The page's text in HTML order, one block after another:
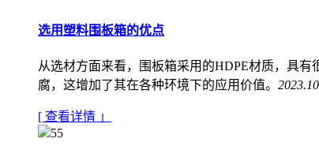
选用塑料围板箱的优点
从选材方面来看，围板箱采用的HDPE材质，具
腐，这增加了其在各种环境下的应用价值。
[ 查看详情 」
55